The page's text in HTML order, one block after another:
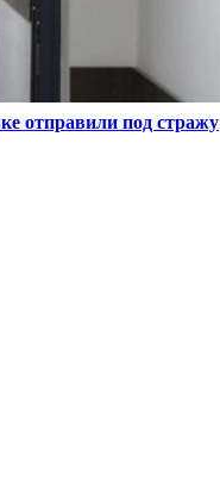
отправили под стражу